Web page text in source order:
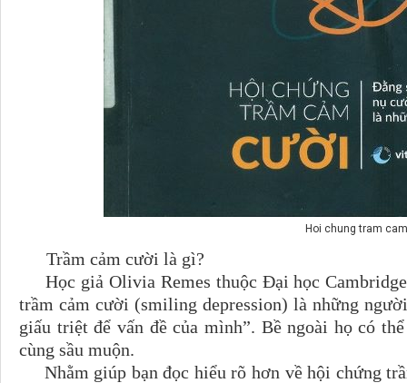
Hoi chung tram
Trầm cảm cười là gì?
Học giả Olivia Remes thuộc Đại học
trầm cảm cười (smiling depression) là những
giấu triệt để vấn đề của mình”. Bề ngoài họ có
cùng sầu muộn.
Nhằm giúp bạn đọc hiểu rõ hơn về hội chứng